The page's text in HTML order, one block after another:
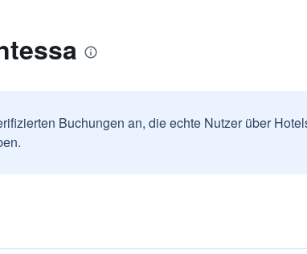
Buchungen an, die echte Nutzer über